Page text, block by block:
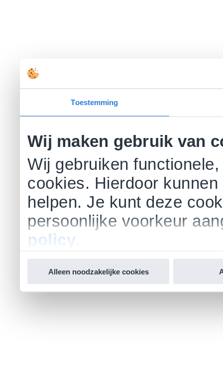
Toestemming
Wij maken gebruik van
Wij gebruiken
cookies. Hierdoor
helpen. Je kunt deze
persoonlijke voorkeur
policy
Alleen noodzakelijke cookies